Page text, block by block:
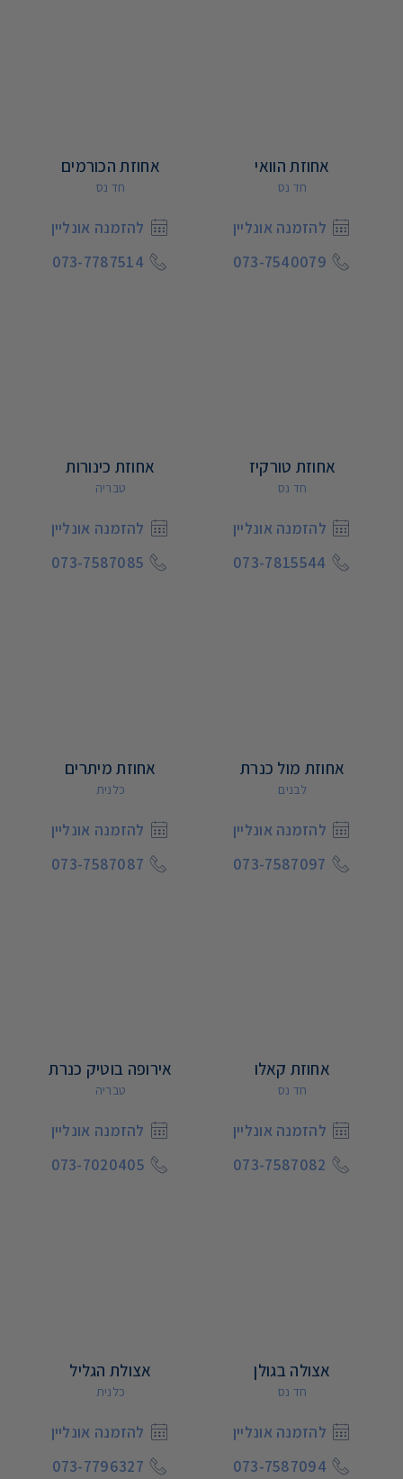
אחוזת הוואי
חד נס
להזמנה אונליין
073-7540079
אחוזת הכורמים
חד נס
להזמנה אונליין
073-7787514
אחוזת טורקיז
חד נס
להזמנה אונליין
073-7815544
אחוזת כינורות
טבריה
להזמנה אונליין
073-7587085
אחוזת מול כנרת
לבנים
להזמנה אונליין
073-7587097
אחוזת מיתרים
כלנית
להזמנה אונליין
073-7587087
אחוזת קאלו
חד נס
להזמנה אונליין
073-7587082
אירופה בוטיק כנרת
טבריה
להזמנה אונליין
073-7020405
אצולה בגולן
חד נס
להזמנה אונליין
073-7587094
אצולת הגליל
כלנית
להזמנה אונליין
073-7796327